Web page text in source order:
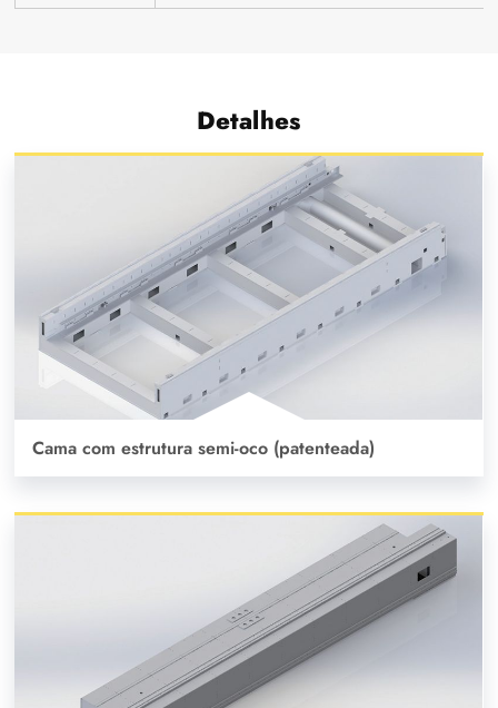
Detalhes
Cama com estrutura semi-oco (patenteada)